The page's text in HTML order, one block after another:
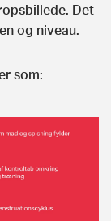
Det
og niveau.
som: